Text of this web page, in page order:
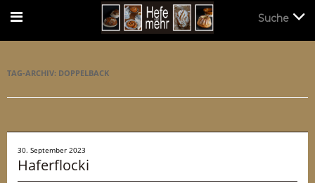
TAG-ARCHIV: DOPPELBACK
30. September 2023
Haferflocki
Suche
Suche